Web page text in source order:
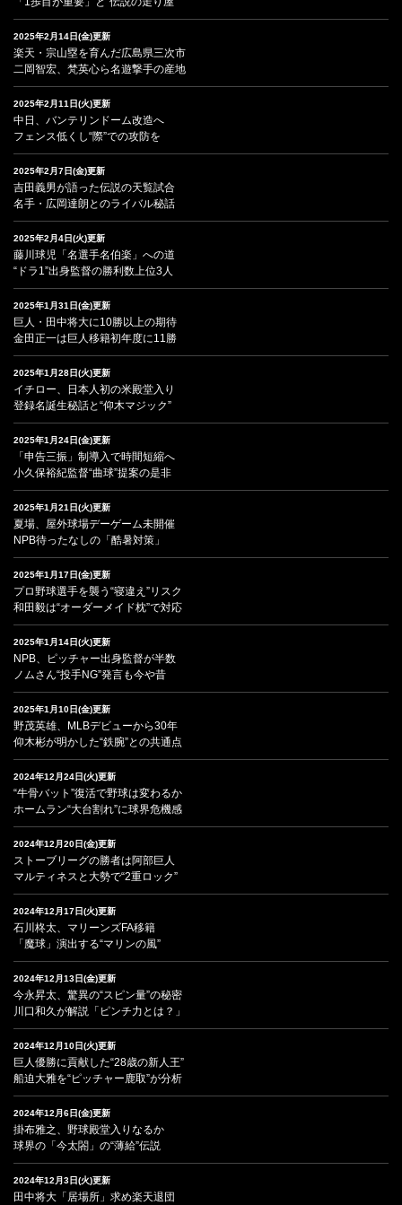
2025年2月14日(金)更新
楽天・宗山塁を育んだ広島県三次市
二岡智宏、梵英心ら名遊撃手の産地
2025年2月11日(火)更新
中日、バンテリンドーム改造へ
フェンス低くし“際”での攻防を
2025年2月7日(金)更新
吉田義男が語った伝説の天覧試合
名手・広岡達朗とのライバル秘話
2025年2月4日(火)更新
藤川球児「名選手名伯楽」への道
“ドラ1”出身監督の勝利数上位3人
2025年1月31日(金)更新
巨人・田中将大に10勝以上の期待
金田正一は巨人移籍初年度に11勝
2025年1月28日(火)更新
イチロー、日本人初の米殿堂入り
登録名誕生秘話と“仰木マジック”
2025年1月24日(金)更新
「申告三振」制導入で時間短縮へ
小久保裕紀監督“曲球”提案の是非
2025年1月21日(火)更新
夏場、屋外球場デーゲーム未開催
NPB待ったなしの「酷暑対策」
2025年1月17日(金)更新
プロ野球選手を襲う“寝違え”リスク
和田毅は“オーダーメイド枕”で対応
2025年1月14日(火)更新
NPB、ピッチャー出身監督が半数
ノムさん“投手NG”発言も今や昔
2025年1月10日(金)更新
野茂英雄、MLBデビューから30年
仰木彬が明かした“鉄腕”との共通点
2024年12月24日(火)更新
“牛骨バット”復活で野球は変わるか
ホームラン“大台割れ”に球界危機感
2024年12月20日(金)更新
ストーブリーグの勝者は阿部巨人
マルティネスと大勢で“2重ロック”
2024年12月17日(火)更新
石川柊太、マリーンズFA移籍
「魔球」演出する“マリンの風”
2024年12月13日(金)更新
今永昇太、驚異の“スピン量”の秘密
川口和久が解説「ピンチ力とは？」
2024年12月10日(火)更新
巨人優勝に貢献した“28歳の新人王”
船迫大雅を“ピッチャー鹿取”が分析
2024年12月6日(金)更新
掛布雅之、野球殿堂入りなるか
球界の「今太閤」の“薄給”伝説
2024年12月3日(火)更新
田中将大「居場所」求め楽天退団